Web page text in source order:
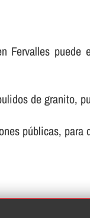
puede
de granito,
públicas,